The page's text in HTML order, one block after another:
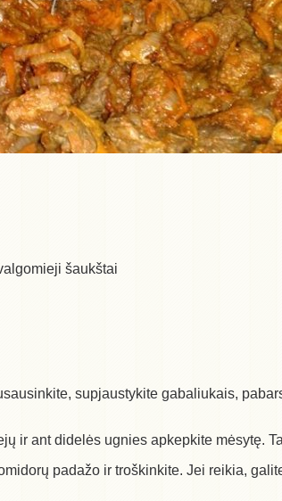
šaukštai
supjaustykite gabaliukais,
ir ant didelės ugnies apkepkite mėsytę.
padažo ir troškinkite. Jei reikia,